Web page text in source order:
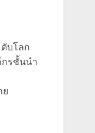
บโลก
กรชั้นนำ
ย